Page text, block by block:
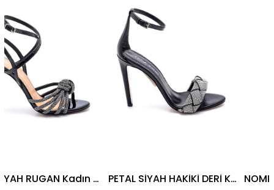
YEW SİYAH RUGAN Kadın TOPUKLU SANDALET
PETAL SİYAH HAKİKİ DERİ Kadın TOPUKLU SANDALET